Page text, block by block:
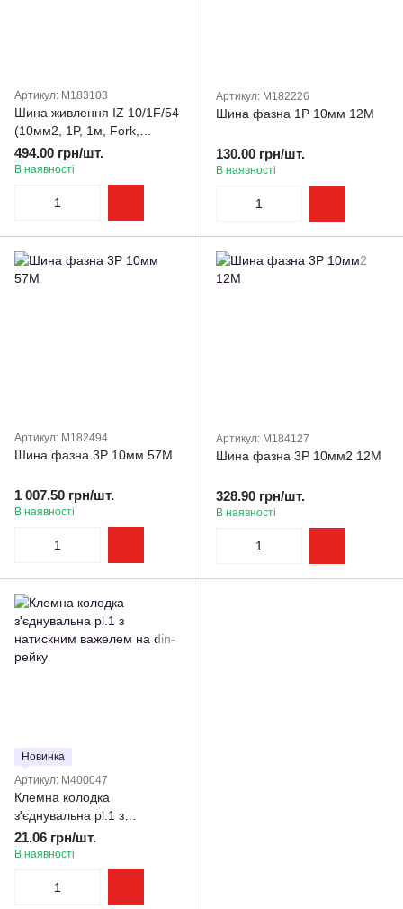
Артикул: M183103
Шина живлення IZ 10/1F/54
(10мм2, 1P, 1м, Fork,
54mod.)ЕТІ
494.00 грн/шт.
В наявності
Артикул: M182226
Шина фазна 1Р 10мм 12М
130.00 грн/шт.
В наявності
Артикул: M182494
Шина фазна 3Р 10мм 57М
1 007.50 грн/шт.
В наявності
Артикул: M184127
Шина фазна 3Р 10мм2 12М
328.90 грн/шт.
В наявності
Новинка
Артикул: M400047
Клемна колодка
з'єднувальна pl.1 з
натискним важелем на din-
рейку
21.06 грн/шт.
В наявності